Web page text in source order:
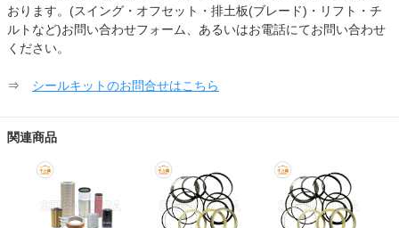
おります。(スイング・オフセット・排土板(ブレード)・リフト・チ
ルトなど)お問い合わせフォーム、あるいはお電話にてお問い合わせ
ください。
⇒ シールキットのお問合せはこちら
関連商品